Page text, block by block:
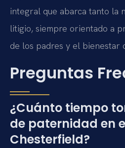
integral que abarca tanto la
litigio, siempre orientado a
de los padres y el bienestar
Preguntas
¿Cuánto tiempo
de paternidad en
Chesterfield?